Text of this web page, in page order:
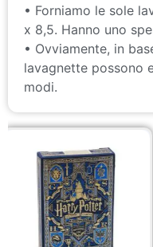
• Forniamo le sole
x 8,5. Hanno uno
• Ovviamente, in
lavagnette possono
modi.